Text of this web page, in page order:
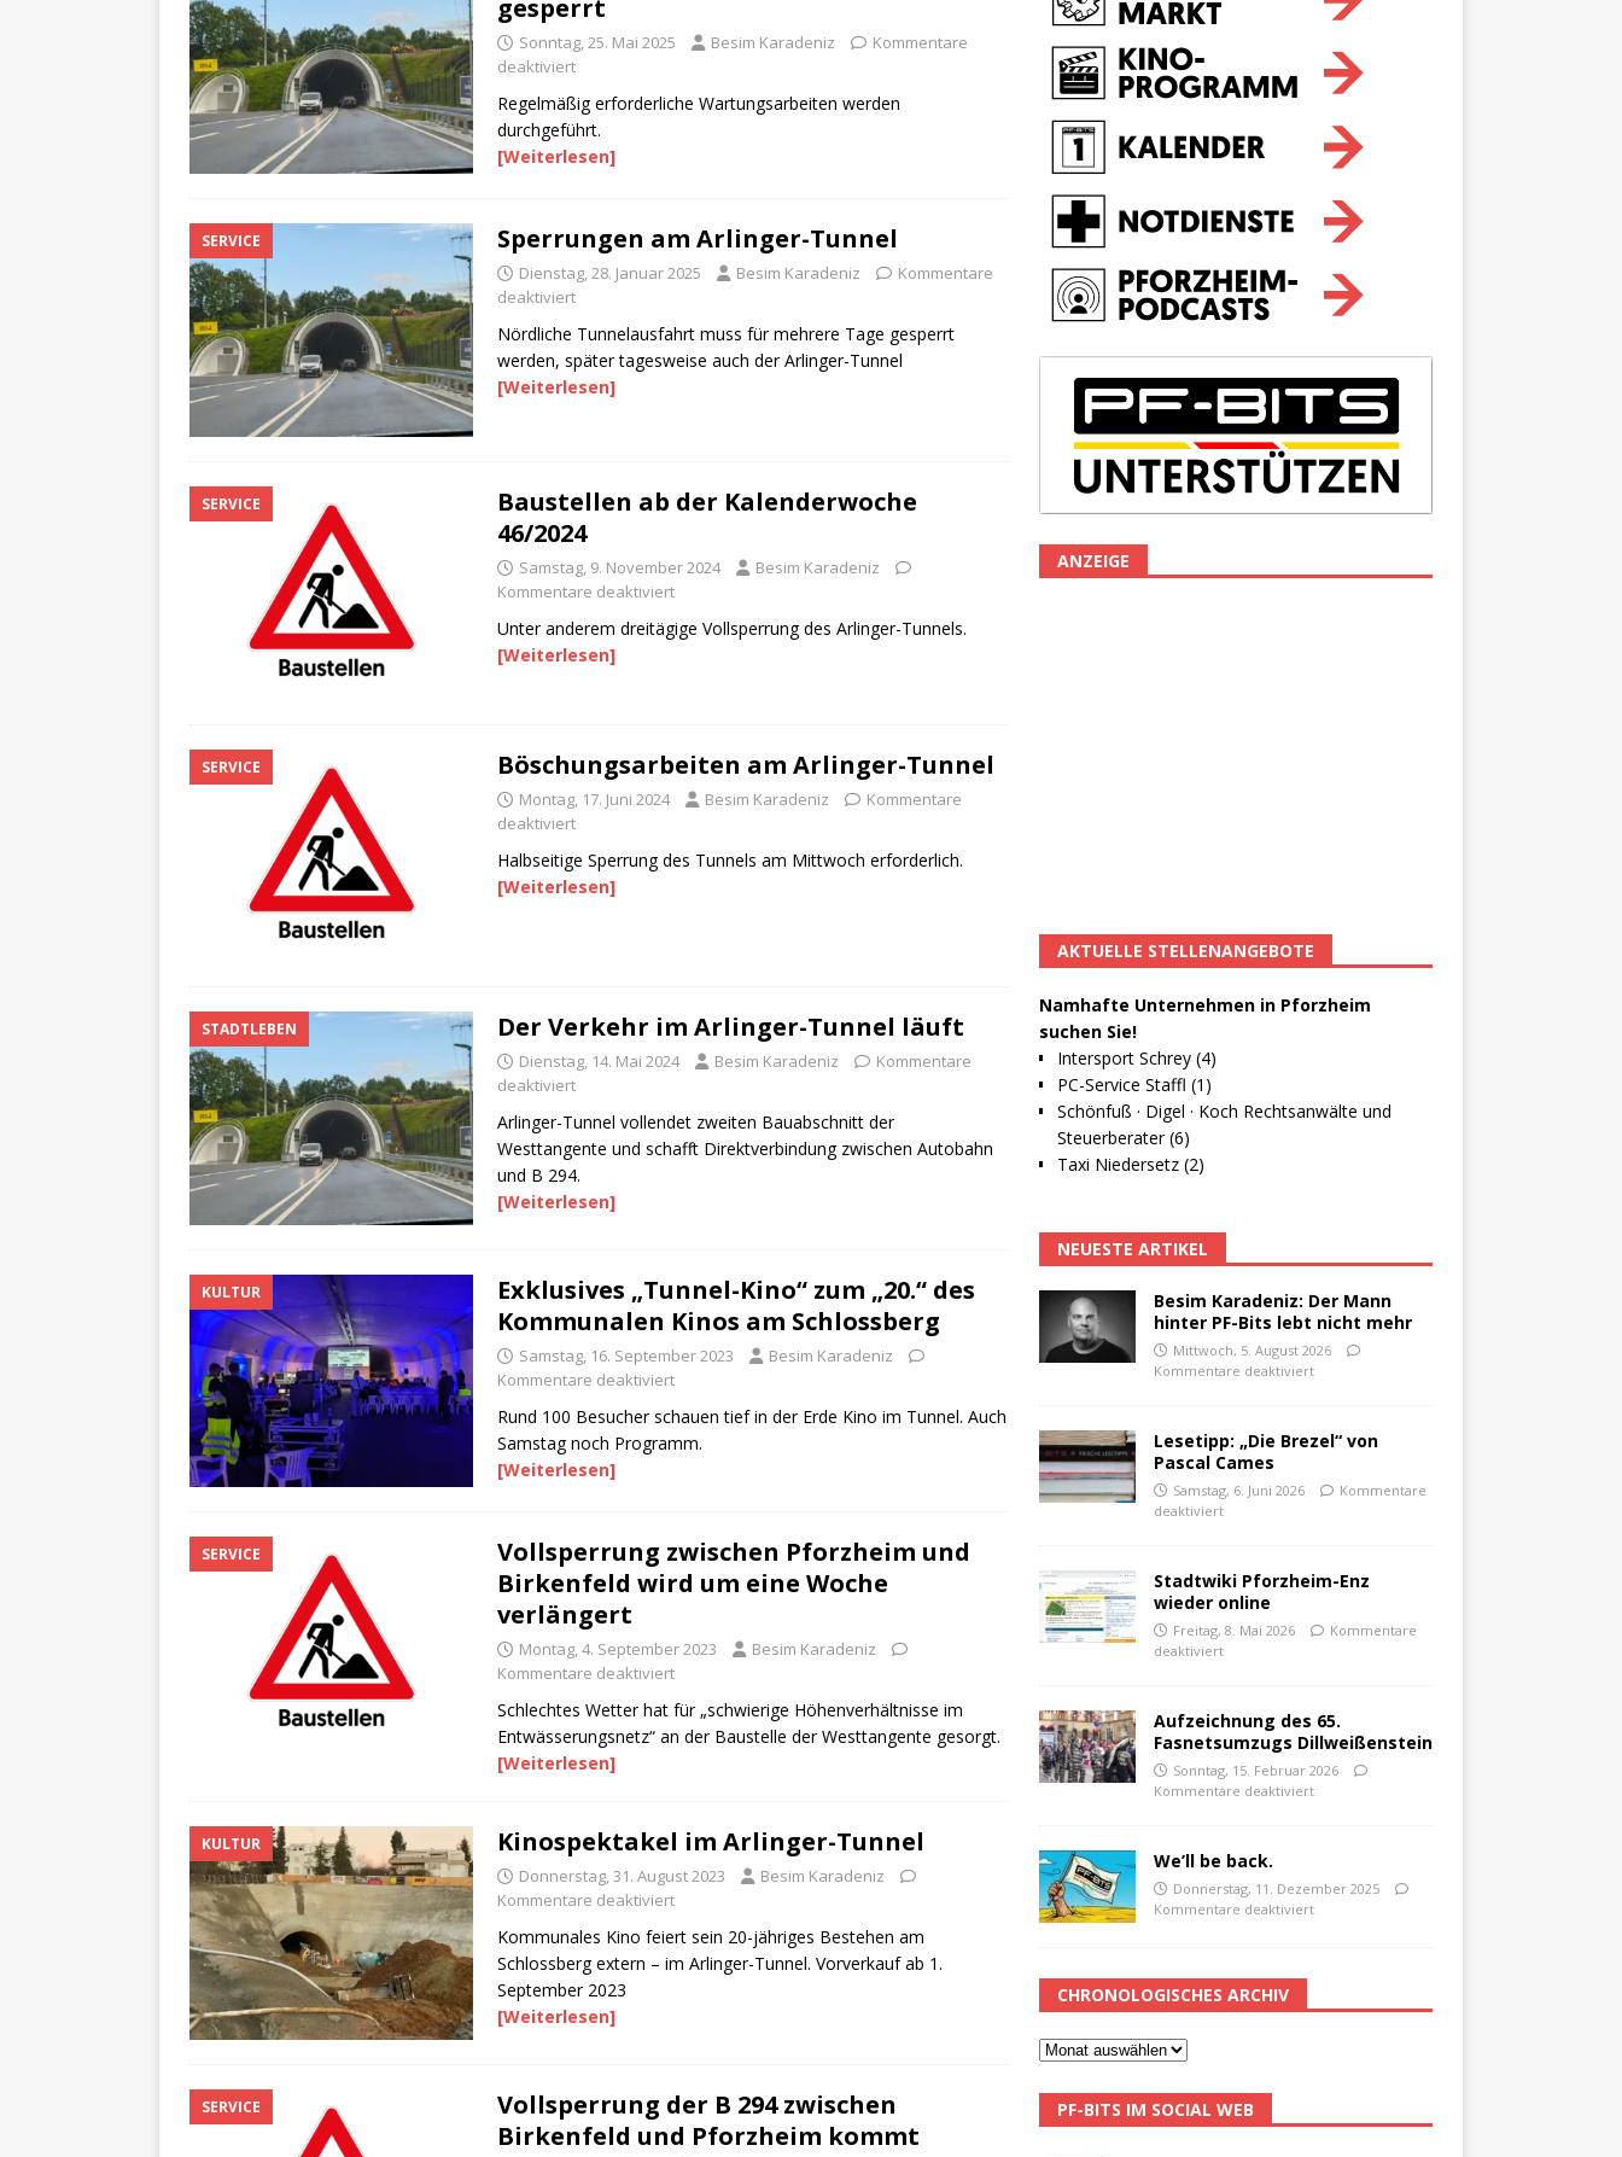
gesperrt
Sonntag, 25. Mai 2025 Besim Karadeniz
Kommentare
deaktiviert
Regelmäßig erforderliche Wartungsarbeiten werden
durchgeführt.
[Weiterlesen]
SERVICE Sperrungen am Arlinger-Tunnel
Dienstag, 28. Januar 2025 Besim Karadeniz
Kommentare
deaktiviert
Nördliche Tunnelausfahrt muss für mehrere Tage gesperrt
werden, später tagesweise auch der Arlinger-Tunnel
[Weiterlesen]
SERVICE
Baustellen ab der Kalenderwoche
46/2024
Samstag, 9. November 2024
Besim Karadeniz
Kommentare deaktiviert
Unter anderem dreitägige Vollsperrung des Arlinger-Tunnels.
[Weiterlesen]
SERVICE Böschungsarbeiten am Arlinger-Tunnel
Montag, 17. Juni 2024 Besim Karadeniz
Kommentare
deaktiviert
Halbseitige Sperrung des Tunnels am Mittwoch erforderlich.
[Weiterlesen]
STADTLEBEN Der Verkehr im Arlinger-Tunnel läuft
Dienstag, 14. Mai 2024 Besim Karadeniz
Kommentare
deaktiviert
Arlinger-Tunnel vollendet zweiten Bauabschnitt der
Westtangente und schafft Direktverbindung zwischen Autobahn
und B 294.
[Weiterlesen]
KULTUR
Exklusives „Tunnel-Kino“ zum „20.“ des
Kommunalen Kinos am Schlossberg
Samstag, 16. September 2023
Besim Karadeniz
Kommentare deaktiviert
Rund 100 Besucher schauen tief in der Erde Kino im Tunnel. Auch
Samstag noch Programm.
[Weiterlesen]
SERVICE
Vollsperrung zwischen Pforzheim und
Birkenfeld wird um eine Woche
verlängert
Montag, 4. September 2023
Besim Karadeniz
Kommentare deaktiviert
Schlechtes Wetter hat für „schwierige Höhenverhältnisse im
Entwässerungsnetz“ an der Baustelle der Westtangente gesorgt.
[Weiterlesen]
KULTUR Kinospektakel im Arlinger-Tunnel
Donnerstag, 31. August 2023
Besim Karadeniz
Kommentare deaktiviert
Kommunales Kino feiert sein 20-jähriges Bestehen am
Schlossberg extern – im Arlinger-Tunnel. Vorverkauf ab 1.
September 2023
[Weiterlesen]
SERVICE
Vollsperrung der B 294 zwischen
Birkenfeld und Pforzheim kommt
ANZEIGE
AKTUELLE STELLENANGEBOTE
Namhafte Unternehmen in Pforzheim
suchen Sie!
Intersport Schrey (4)
PC-Service Staffl (1)
Schönfuß · Digel · Koch Rechtsanwälte und
Steuerberater (6)
Taxi Niedersetz (2)
NEUESTE ARTIKEL
Besim Karadeniz: Der Mann
hinter PF-Bits lebt nicht mehr
Mittwoch, 5. August 2026
Kommentare deaktiviert
Lesetipp: „Die Brezel“ von
Pascal Cames
Samstag, 6. Juni 2026
Kommentare
deaktiviert
Stadtwiki Pforzheim-Enz
wieder online
Freitag, 8. Mai 2026
Kommentare
deaktiviert
Aufzeichnung des 65.
Fasnetsumzugs Dillweißenstein
Sonntag, 15. Februar 2026
Kommentare deaktiviert
We’ll be back.
Donnerstag, 11. Dezember 2025
Kommentare deaktiviert
CHRONOLOGISCHES ARCHIV
PF-BITS IM SOCIAL WEB